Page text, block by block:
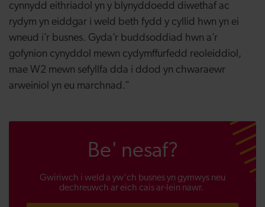
cynnydd eithriadol yn y blynyddoedd diwethaf ac
rydym yn eiddgar i weld beth fydd y cyllid hwn yn ei
wneud i’r busnes. Gyda’r buddsoddiad hwn a’r
gofynion cynyddol mewn cydymffurfedd reoleiddiol,
mae W2 mewn sefyllfa dda i ddod yn chwaraewr
arweiniol yn eu marchnad .”
Be' nesaf?
Gwiriwch i weld a yw'ch busnes yn gymwys neu
dechreuwch ar eich cais ar-lein nawr.